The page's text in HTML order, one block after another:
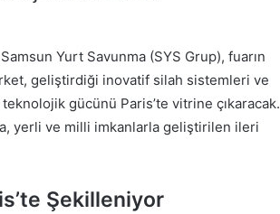
Yurt Savunma (SYS Grup), fuarın
geliştirdiği inovatif silah sistemleri ve
gücünü Paris’te vitrine çıkaracak.
yerli ve milli imkanlarla geliştirilen ileri
Şekilleniyor